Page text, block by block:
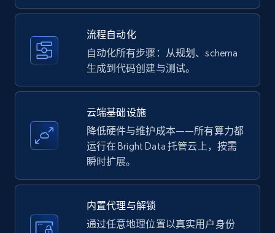
Amazon products - Collects products by
Title, Seller name, Brand, Description, Initial
price, Currency, Availability, Reviews count, and
Amazon products - find products by using
upc numbers
price, Currency, Availability, Reviews count, and
more.
流程自动化
自动化所有步骤：从规划、schema
生成到代码创建与测试。
云端基础设施
降低硬件与维护成本——所有算力都
运行在 Bright Data 托管云上，按需
瞬时扩展。
内置代理与解锁
通过任意地理位置以真实用户身份